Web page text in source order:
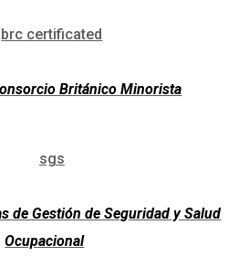
Británico Minorista
de Gestión de Seguridad y Salud
Ocupacional